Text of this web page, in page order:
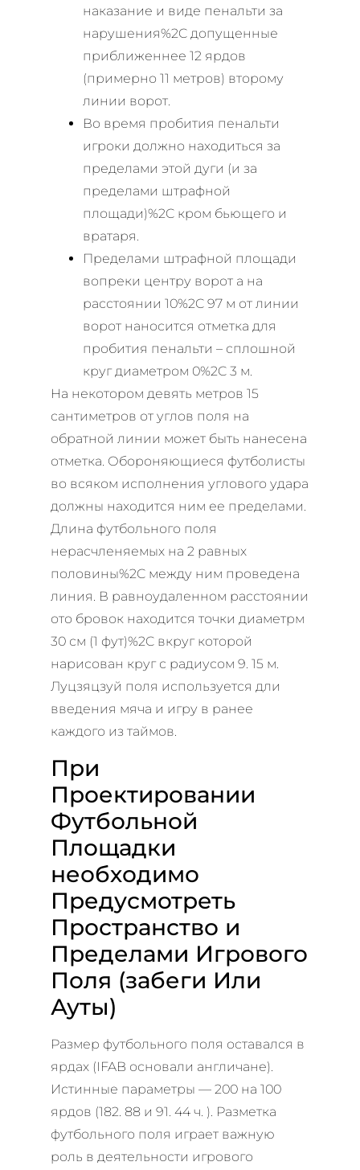
наказание и виде пенальти за
нарушения%2C допущенные
приближеннее 12 ярдов
(примерно 11 метров) второму
линии ворот.
Во время пробития пенальти
игроки должно находиться за
пределами этой дуги (и за
пределами штрафной
площади)%2C кром бьющего и
вратаря.
Пределами штрафной площади
вопреки центру ворот а на
расстоянии 10%2C 97 м от линии
ворот наносится отметка для
пробития пенальти – сплошной
круг диаметром 0%2C 3 м.
На некотором девять метров 15
сантиметров от углов поля на
обратной линии может быть нанесена
отметка. Обороняющиеся футболисты
во всяком исполнения углового удара
должны находится ним ее пределами.
Длина футбольного поля
нерасчленяемых на 2 равных
половины%2C между ним проведена
линия. В равноудаленном расстоянии
ото бровок находится точки диаметрм
30 см (1 фут)%2C вкруг которой
нарисован круг с радиусом 9. 15 м.
Луцзяцзуй поля используется дли
введения мяча и игру в ранее
каждого из таймов.
При
Проектировании
Футбольной
Площадки
необходимо
Предусмотреть
Пространство и
Пределами Игрового
Поля (забеги Или
Ауты)
Размер футбольного поля оставался в
ярдах (IFAB основали англичане).
Истинные параметры — 200 на 100
ярдов (182. 88 и 91. 44 ч. ). Разметка
футбольного поля играет важную
роль в деятельности игрового